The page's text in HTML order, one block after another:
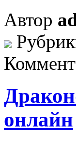
Автор
онлайн